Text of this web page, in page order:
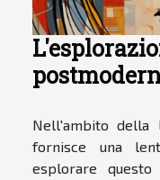
Nell'ambito della
fornisce una
esplorare questo